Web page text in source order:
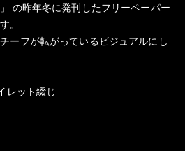
の昨年冬に発刊したフリーペーパー
。
ーフが転がっているビジュアルにし
レット綴じ